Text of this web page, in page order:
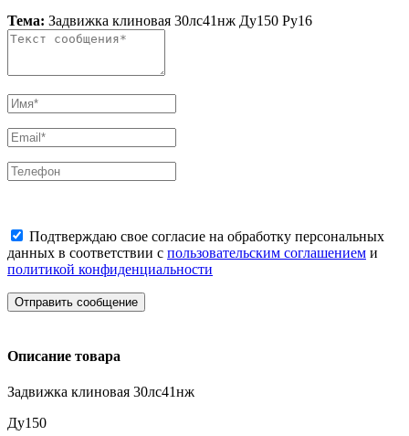
Тема: Задвижка клиновая 30лс41нж Ду150 Ру16
Подтверждаю свое согласие на обработку персональных
данных в соответствии с пользовательским соглашением и
политикой конфиденциальности
Отправить сообщение
Описание товара
Задвижка клиновая 30лс41нж
Ду150